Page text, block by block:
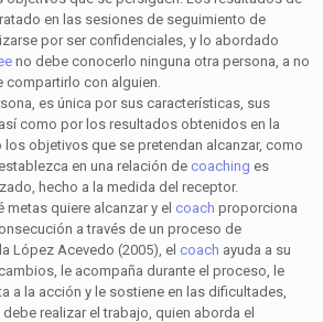
en las sesiones de seguimiento de
por ser confidenciales, y lo abordado
no debe conocerlo ninguna otra persona, a no
compartirlo con alguien.
es única por sus características, sus
como por los resultados obtenidos en la
los objetivos que se pretendan alcanzar, como
en una relación de coaching es
hecho a la medida del receptor.
metas quiere alcanzar y el coach proporciona
a través de un proceso de
López Acevedo (2005), el coach ayuda a su
le acompaña durante el proceso, le
a la acción y le sostiene en las dificultades,
debe realizar el trabajo, quien aborda el